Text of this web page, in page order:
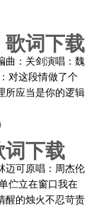
歌词下载
曲：关剑演唱：魏
对这段情做了个
所应当是你的逻辑
词下载
迈可原唱：周杰伦
伫立在窗口我在
醒的烛火不忍苛责